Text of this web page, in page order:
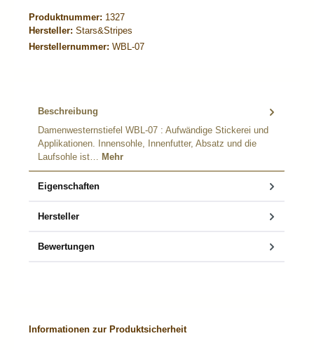
Produktnummer: 1327
Hersteller: Stars&Stripes
Herstellernummer: WBL-07
Beschreibung
Damenwesternstiefel WBL-07 : Aufwändige Stickerei und
Applikationen. Innensohle, Innenfutter, Absatz und die
Laufsohle ist…
Mehr
Eigenschaften
Hersteller
Bewertungen
Informationen zur Produktsicherheit